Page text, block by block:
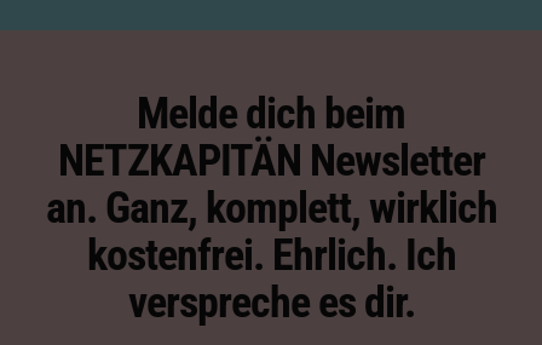
Melde dich beim
NETZKAPITÄN Newsletter
an. Ganz, komplett, wirklich
kostenfrei. Ehrlich. Ich
verspreche es dir.